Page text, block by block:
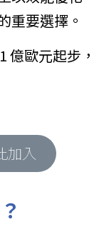
重要選擇。
億歐元起步
加入